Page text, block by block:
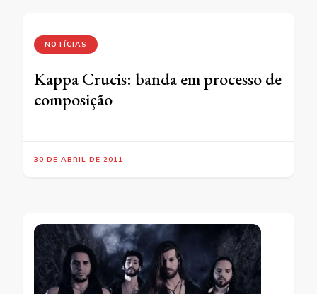
NOTÍCIAS
Kappa Crucis: banda em processo de
composição
30 DE ABRIL DE 2011